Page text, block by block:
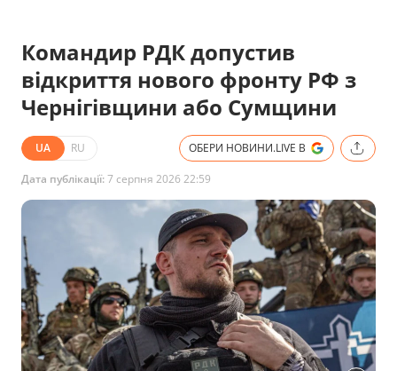
Командир РДК допустив
відкриття нового фронту РФ з
Чернігівщини або Сумщини
UA RU ОБЕРИ НОВИНИ.LIVE В
Дата публікації:7 серпня 2026 22:59